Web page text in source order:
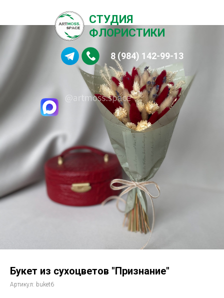
СТУДИЯ
ФЛОРИСТИКИ
8 (984) 142-99-13
Букет из сухоцветов "Признание"
Артикул: buket6